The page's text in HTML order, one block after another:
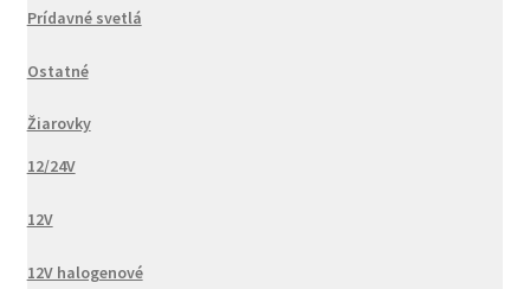
Prídavné svetlá
Ostatné
Žiarovky
12/24V
12V
12V halogenové